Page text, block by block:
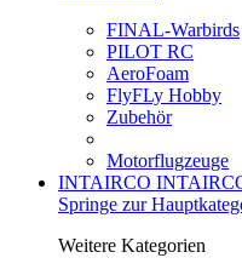
FINAL-Warbirds
PILOT RC
AeroFoam
FlyFLy Hobby
Zubehör
Motorflugzeuge
INTAIRCO
Springe zur
Weitere Kategorien